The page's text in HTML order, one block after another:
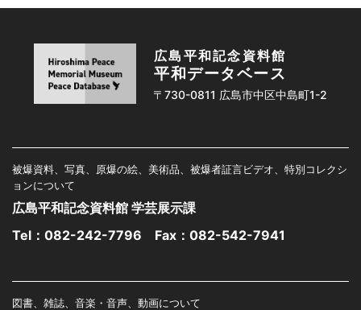
広島平和記念資料館
平和データベース
〒730-0811 広島市中区中島町1-2
被爆資料、写真、原爆の絵、美術品、被爆者証言ビデオ、特別コレクシ
ョンについて
広島平和記念資料館 学芸展示課
Tel： 082-242-7796 Fax：082-542-7941
図書、雑誌、音楽・音声、動画について